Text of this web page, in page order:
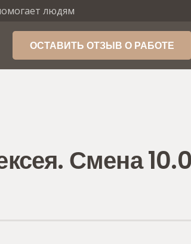
людям
ОСТАВИТЬ ОТЗЫВ О РАБОТЕ
Смена